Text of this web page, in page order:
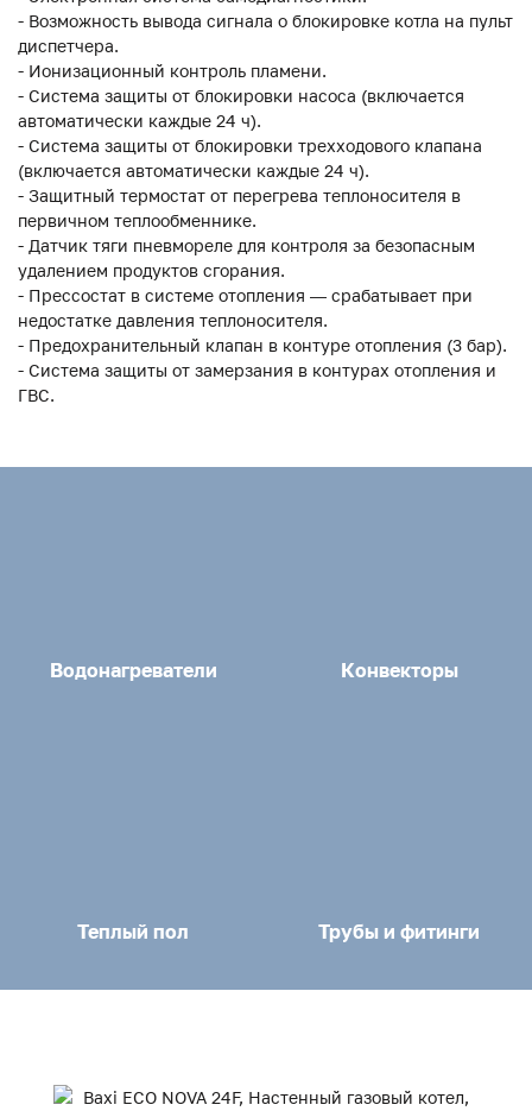
- Возможность вывода сигнала о блокировке котла на пульт
диспетчера.
- Ионизационный контроль пламени.
- Система защиты от блокировки насоса (включается
автоматически каждые 24 ч).
- Система защиты от блокировки трехходового клапана
(включается автоматически каждые 24 ч).
- Защитный термостат от перегрева теплоносителя в
первичном теплообменнике.
- Датчик тяги пневмореле для контроля за безопасным
удалением продуктов сгорания.
- Прессостат в системе отопления — срабатывает при
недостатке давления теплоносителя.
- Предохранительный клапан в контуре отопления (3 бар).
- Система защиты от замерзания в контурах отопления и
ГВС.
Водонагреватели Конвекторы
Теплый пол Трубы и фитинги